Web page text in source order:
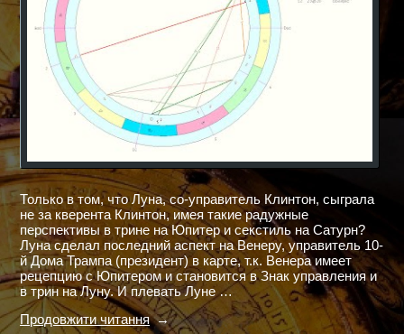
Только в том, что Луна, со-управитель Клинтон, сыграла
не за кверента Клинтон, имея такие радужные
перспективы в трине на Юпитер и секстиль на Сатурн?
Луна сделал последний аспект на Венеру, управитель 10-
й Дома Трампа (президент) в карте, т.к. Венера имеет
рецепцию с Юпитером и становится в Знак управления и
в трин на Луну. И плевать Луне …
Продовжити читання"ТАК